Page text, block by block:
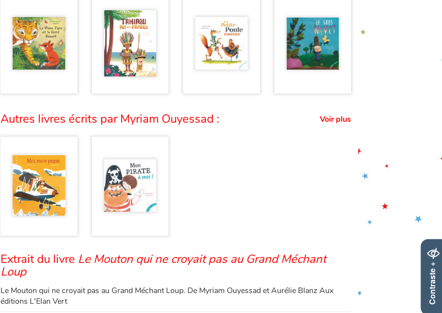
Contraste +
Autres livres écrits par Myriam Ouyessad : Voir plus
Extrait du livre Le Mouton qui ne croyait pas au Grand Méchant
Loup
Le Mouton qui ne croyait pas au Grand Méchant Loup. De Myriam Ouyessad et Aurélie Blanz Aux
éditions L'Elan Vert